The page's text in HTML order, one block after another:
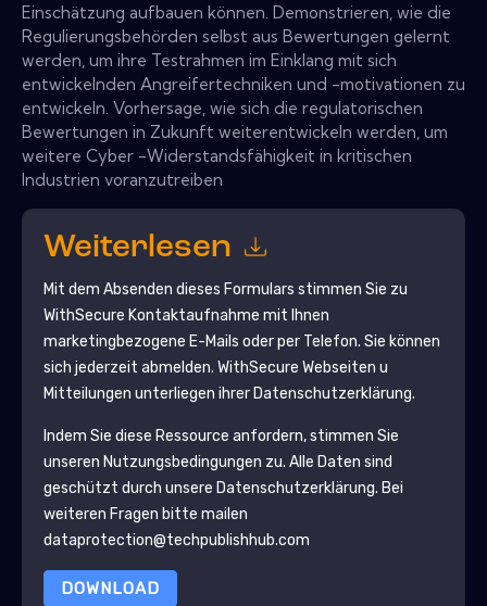
Einschätzung aufbauen können. Demonstrieren, wie die
Regulierungsbehörden selbst aus Bewertungen gelernt
werden, um ihre Testrahmen im Einklang mit sich
entwickelnden Angreifertechniken und -motivationen zu
entwickeln. Vorhersage, wie sich die regulatorischen
Bewertungen in Zukunft weiterentwickeln werden, um
weitere Cyber ​​-Widerstandsfähigkeit in kritischen
Industrien voranzutreiben
Weiterlesen
Mit dem Absenden dieses Formulars stimmen Sie zu
WithSecure Kontaktaufnahme mit Ihnen
marketingbezogene E-Mails oder per Telefon. Sie können
sich jederzeit abmelden. WithSecure Webseiten u
Mitteilungen unterliegen ihrer Datenschutzerklärung.
Indem Sie diese Ressource anfordern, stimmen Sie
unseren Nutzungsbedingungen zu. Alle Daten sind
geschützt durch unsere Datenschutzerklärung. Bei
weiteren Fragen bitte mailen
dataprotection@techpublishhub.com
DOWNLOAD